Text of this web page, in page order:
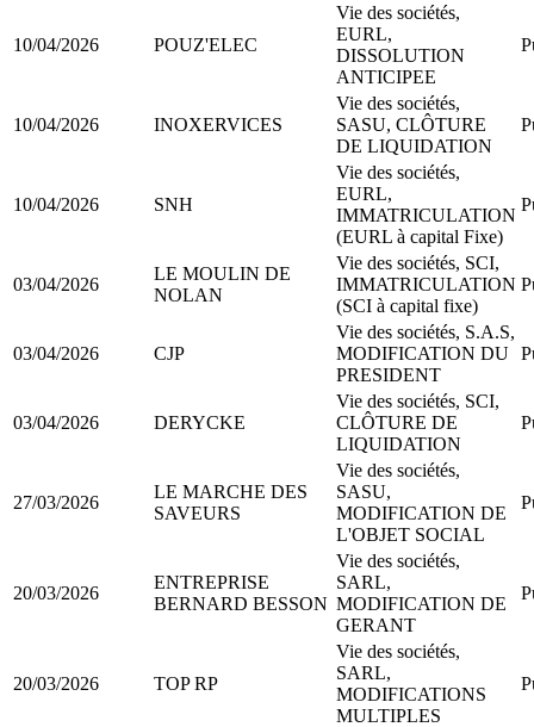
10/04/2026 POUZ'ELEC
Vie des sociétés,
EURL,
DISSOLUTION
ANTICIPEE
10/04/2026 INOXERVICES
Vie des sociétés,
SASU, CLÔTURE
DE LIQUIDATION
10/04/2026 SNH
Vie des sociétés,
EURL,
IMMATRICULATION
(EURL à capital Fixe)
03/04/2026
LE MOULIN DE
NOLAN
Vie des sociétés, SCI,
IMMATRICULATION
(SCI à capital fixe)
03/04/2026 CJP
Vie des sociétés, S.A.S,
MODIFICATION DU
PRESIDENT
03/04/2026 DERYCKE
Vie des sociétés, SCI,
CLÔTURE DE
LIQUIDATION
27/03/2026
LE MARCHE DES
SAVEURS
Vie des sociétés,
SASU,
MODIFICATION DE
L'OBJET SOCIAL
20/03/2026
ENTREPRISE
BERNARD BESSON
Vie des sociétés,
SARL,
MODIFICATION DE
GERANT
20/03/2026 TOP RP
Vie des sociétés,
SARL,
MODIFICATIONS
MULTIPLES